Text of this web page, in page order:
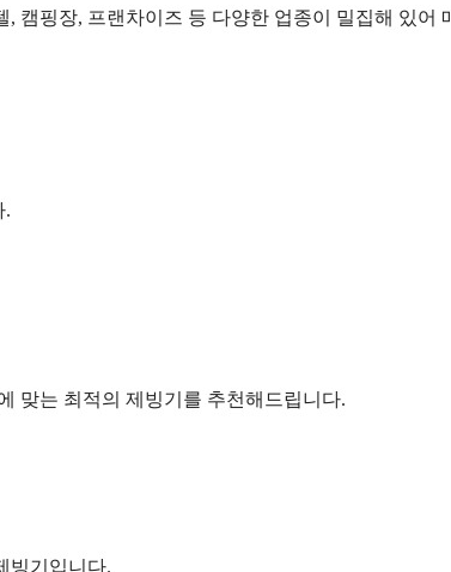
캠핑장, 프랜차이즈 등 다양한 업종이 밀집해 있
.
맞는 최적의 제빙기를 추천해드립니다.
빙기입니다.